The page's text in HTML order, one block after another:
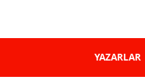
YAZARLAR